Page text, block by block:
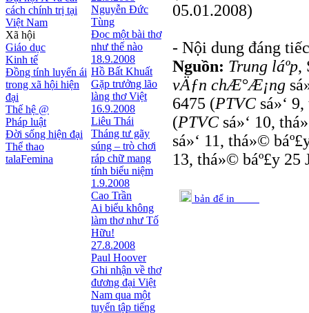
cách chính trị tại
Việt Nam
Xã hội
Giáo dục
Kinh tế
Đồng tính luyến ái
trong xã hội hiện
đại
Thế hệ @
Pháp luật
Đời sống hiện đại
Thể thao
talaFemina
Nguyễn Đức
Tùng
Đọc một bài thơ
như thế nào
18.9.2008
Hồ Bất Khuất
Gặp trưởng lão
làng thơ Việt
16.9.2008
Liêu Thái
Tháng tư gãy
súng – trò chơi
ráp chữ mang
tính biểu niệm
1.9.2008
Cao Trần
Ai biểu không
làm thơ như Tố
Hữu!
27.8.2008
Paul Hoover
Ghi nhận về thơ
đương đại Việt
Nam qua một
tuyển tập tiếng
05.01.2008)
- Nội dung đáng
Nguồn: Trung láº­p,
vÄƒn chÆ°Æ¡ng
6475 (PTVC sá»‘
(PTVC sá»‘ 10,
sá»‘ 11, thá»©
13, thá»© báº£y 25
bản để in